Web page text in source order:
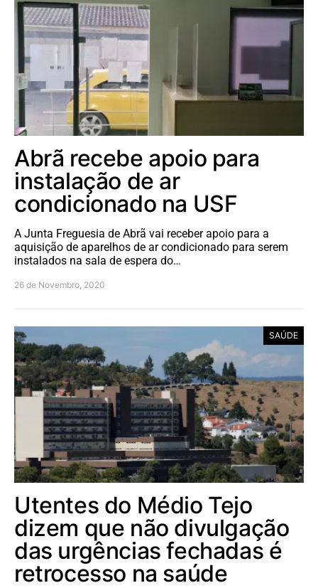
Abrã recebe apoio para
instalação de ar
condicionado na USF
A Junta Freguesia de Abrã vai receber apoio para a
aquisição de aparelhos de ar condicionado para serem
instalados na sala de espera do…
26 de Novembro, 2020
SAÚDE
Utentes do Médio Tejo
dizem que não divulgação
das urgências fechadas é
retrocesso na saúde